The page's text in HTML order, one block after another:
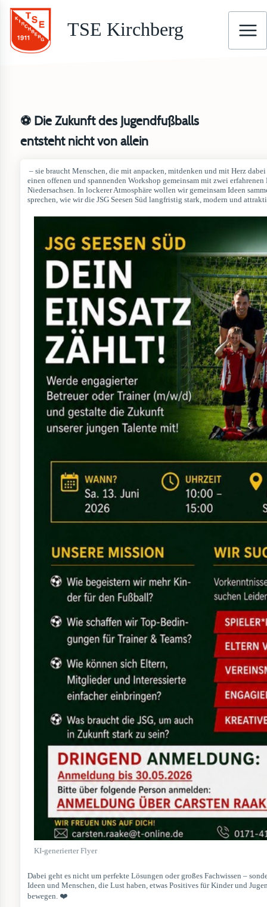
TSE Kirchberg
⚽ Die Zukunft des Jugendfußballs
entsteht nicht von allein
– sie braucht Menschen, die mit anpacken, mitdenken und mit Herz
einen offenen und spannenden Workshop gemeinsam mit zwei
Niedersachsen. In lockerer Atmosphäre wollen wir gemeinsam Ideen
sprechen, wie wir die JSG Seesen Süd langfristig stark, modern und
KI-generierter Flyer
Dabei geht es nicht um perfekte Lösungen oder großes Fachwissen –
Ideen und Menschen, die Lust haben, etwas Positives für Kinder und
bewegen. ❤️